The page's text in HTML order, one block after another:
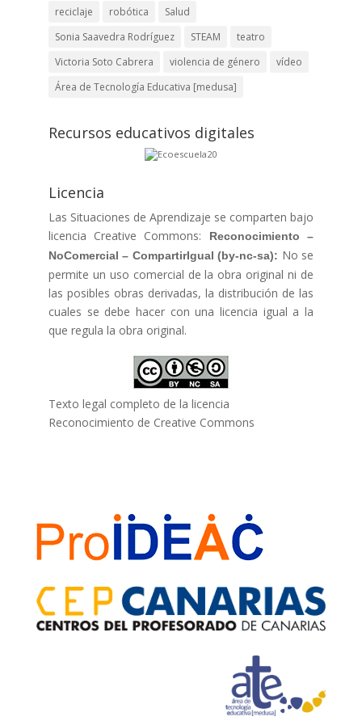
reciclaje
robótica
Salud
Sonia Saavedra Rodríguez
STEAM
teatro
Victoria Soto Cabrera
violencia de género
vídeo
Área de Tecnología Educativa [medusa]
Recursos educativos digitales
Licencia
Las Situaciones de Aprendizaje se comparten bajo
licencia Creative Commons:
Reconocimiento –
NoComercial – CompartirIgual (by-nc-sa): No se
permite un uso comercial de la obra original ni de
las posibles obras derivadas, la distribución de las
cuales se debe hacer con una licencia igual a la
que regula la obra original.
Texto legal completo de la licencia
Reconocimiento de Creative Commons